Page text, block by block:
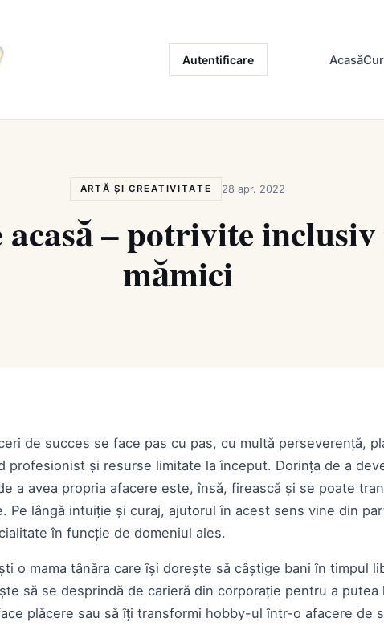
Autentificare Acasă
ARTĂ ȘI CREATIVITATE 28 apr. 2022
acasă – potrivite
mămici
de succes se face pas cu pas, cu multă perseverență,
profesionist și resurse limitate la început. Dorința de a
a avea propria afacere este, însă, firească și se poate
Pe lângă intuiție și curaj, ajutorul în acest sens vine din
în funcție de domeniul ales.
o mama tânăra care își dorește să câștige bani în timpul
să se desprindă de carieră din corporație pentru a putea
plăcere sau să îți transformi hobby-ul într-o afacere de